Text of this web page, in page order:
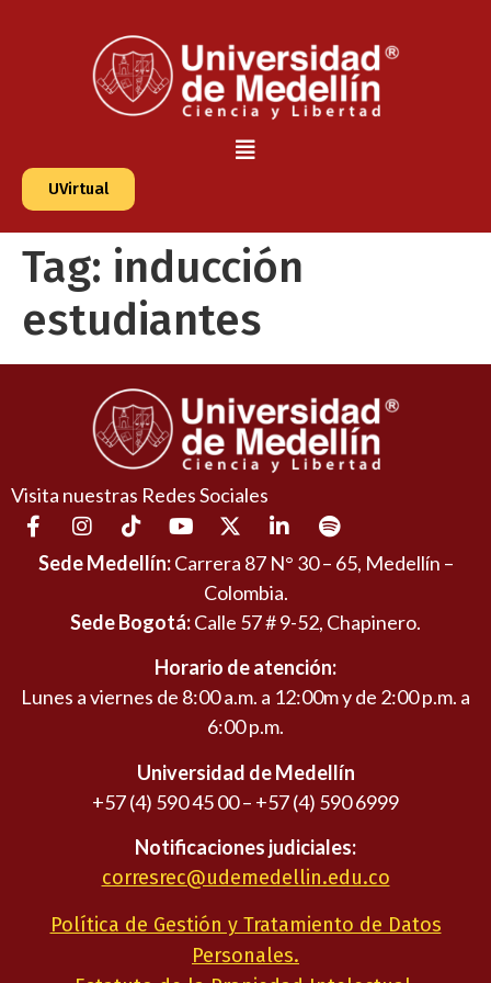
UVirtual
Tag: inducción
estudiantes
Visita nuestras Redes Sociales
Sede Medellín:Carrera 87 N° 30 – 65, Medellín –
Colombia.
Sede Bogotá:Calle 57 # 9-52, Chapinero.
Horario de atención:
Lunes a viernes de 8:00 a.m. a 12:00m y de 2:00 p.m. a
6:00 p.m.
Universidad de Medellín
+57 (4) 590 45 00 – +57 (4) 590 6999
Notificaciones judiciales:
corresrec@udemedellin.edu.co
Política de Gestión y Tratamiento de Datos
Personales.